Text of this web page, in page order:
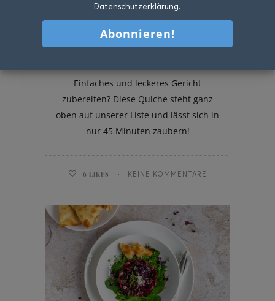
Einfaches und leckeres Gericht
zubereiten? Diese Quiche steht ganz
oben auf unserer Liste und lässt sich in
nur 45 Minuten zaubern!
6 LIKES KEINE KOMMENTARE
Datenschutzerklärung.